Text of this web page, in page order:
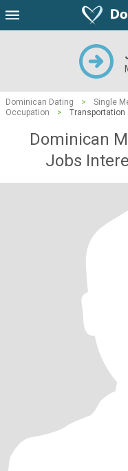
Dominican Dating > Single
Occupation
> Transportation
Dominican
Jobs